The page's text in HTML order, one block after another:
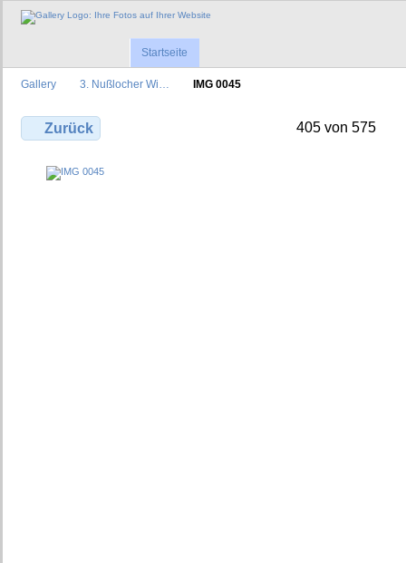
Startseite
Gallery 3. Nußlocher Wi… IMG 0045
Zurück 405 von 575